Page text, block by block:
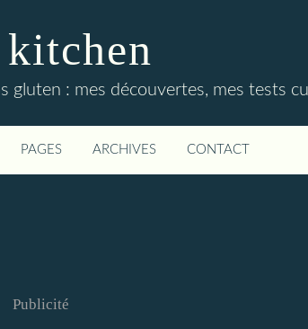
: mes découvertes, mes tests
PAGES ARCHIVES CONTACT
Publicité